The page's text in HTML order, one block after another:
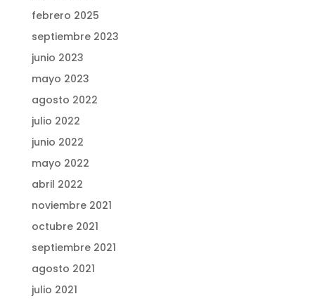
febrero 2025
septiembre 2023
junio 2023
mayo 2023
agosto 2022
julio 2022
junio 2022
mayo 2022
abril 2022
noviembre 2021
octubre 2021
septiembre 2021
agosto 2021
julio 2021